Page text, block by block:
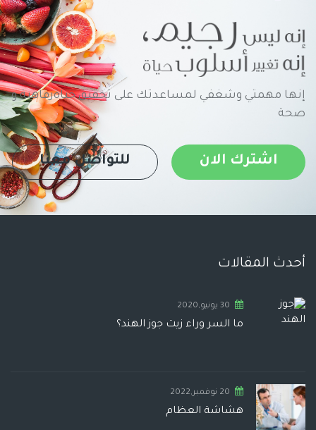
إنها مهمتي وشغفي لمساعدتك على تحقيق حياةرفاهية و
صحة
اشترك الان للتواصل معنا
أحدث المقالات
30 يونيو,2020
ما السر وراء زيت جوز الهند؟
20 نوفمبر,2022
هشاشة العظام